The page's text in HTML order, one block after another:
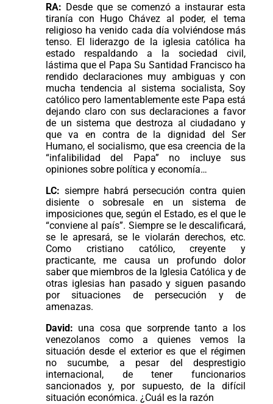
RA: Desde que se comenzó a instaurar esta
tiranía con Hugo Chávez al poder, el tema
religioso ha venido cada día volviéndose más
tenso. El liderazgo de la iglesia católica ha
estado respaldando a la sociedad civil,
lástima que el Papa Su Santidad Francisco ha
rendido declaraciones muy ambiguas y con
mucha tendencia al sistema socialista, Soy
católico pero lamentablemente este Papa está
dejando claro con sus declaraciones a favor
de un sistema que destroza al ciudadano y
que va en contra de la dignidad del Ser
Humano, el socialismo, que esa creencia de la
“infalibilidad del Papa” no incluye sus
opiniones sobre política y economía…
LC: siempre habrá persecución contra quien
disiente o sobresale en un sistema de
imposiciones que, según el Estado, es el que le
“conviene al país”. Siempre se le descalificará,
se le apresará, se le violarán derechos, etc.
Como cristiano católico, creyente y
practicante, me causa un profundo dolor
saber que miembros de la Iglesia Católica y de
otras iglesias han pasado y siguen pasando
por situaciones de persecución y de
amenazas.
David: una cosa que sorprende tanto a los
venezolanos como a quienes vemos la
situación desde el exterior es que el régimen
no sucumbe, a pesar del desprestigio
internacional, de tener funcionarios
sancionados y, por supuesto, de la difícil
situación económica. ¿Cuál es la razón